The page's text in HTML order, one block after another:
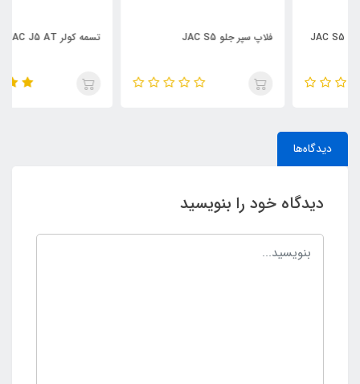
فلاپ سپر جلو JAC S5
دیدگاه‌ها
دیدگاه خود را بنویسید